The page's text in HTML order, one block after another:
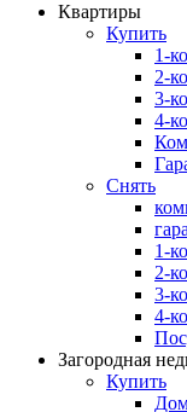
Квартиры
Купить
1-
2-
3-
4-
Снять
1-
2-
3-
4-
Загородная
Купить